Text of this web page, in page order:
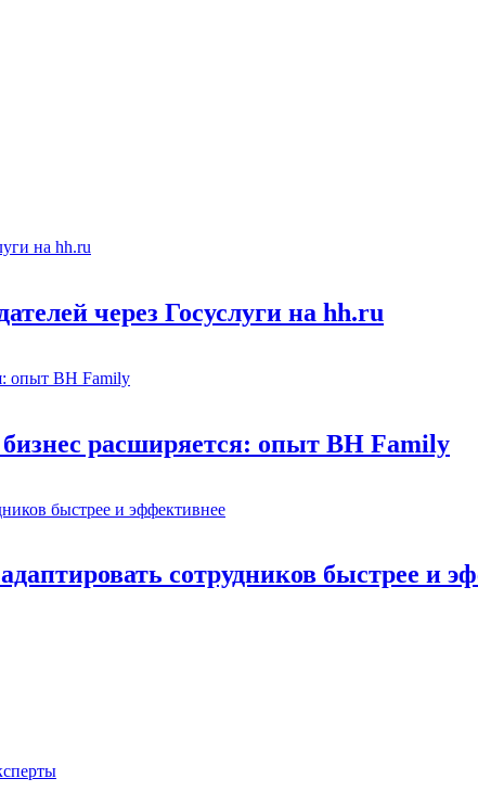
через Госуслуги на hh.ru
расширяется: опыт BH Family
сотрудников быстрее и